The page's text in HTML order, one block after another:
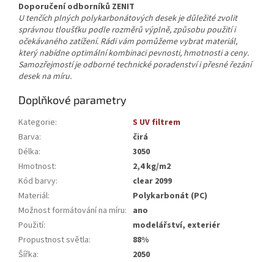
Doporučení odborníků ZENIT
U tenčích plných polykarbonátových desek je důležité zvolit
správnou tloušťku podle rozměrů výplně, způsobu použití i
očekávaného zatížení. Rádi vám pomůžeme vybrat materiál,
který nabídne optimální kombinaci pevnosti, hmotnosti a ceny.
Samozřejmostí je odborné technické poradenství i přesné řezání
desek na míru.
Doplňkové parametry
Kategorie:
S UV filtrem
Barva:
čirá
Délka:
3050
Hmotnost:
2,4 kg/m2
Kód barvy:
clear 2099
Materiál:
Polykarbonát (PC)
Možnost formátování na míru: ano
Použití:
modelářství, exteriér
Propustnost světla:
88%
Šířka:
2050